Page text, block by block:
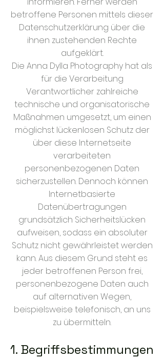
betroffene Personen mittels dieser
Datenschutzerklärung über die
ihnen zustehenden Rechte
aufgeklärt.
Die Anna Dylla Photography hat als
für die Verarbeitung
Verantwortlicher zahlreiche
technische und organisatorische
Maßnahmen umgesetzt, um einen
möglichst lückenlosen Schutz der
über diese Internetseite
verarbeiteten
personenbezogenen Daten
sicherzustellen. Dennoch können
Internetbasierte
Datenübertragungen
grundsätzlich Sicherheitslücken
aufweisen, sodass ein absoluter
Schutz nicht gewährleistet werden
kann. Aus diesem Grund steht es
jeder betroffenen Person frei,
personenbezogene Daten auch
auf alternativen Wegen,
beispielsweise telefonisch, an uns
zu übermitteln.
1. Begriffsbestimmungen